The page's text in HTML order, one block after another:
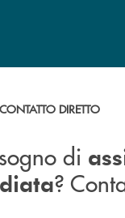
di assistenza
CONTATTO DIRETTO
di
?